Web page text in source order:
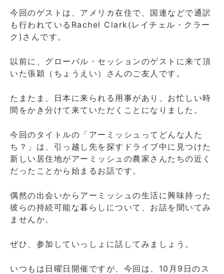
今回のゲストは、アメリカ在住で、国連などで通訳
も行われているRachel Clark(レイチェル・クラー
ク)さんです。
以前に、グローバル・セッションのゲストに来て頂
いた張穎（ちょうえい）さんのご友人です。
たまたま、日本に来られる用事があり、お忙しい時
間をかき分けて来ていただくことになりました。
今回のタイトルの「アーミッシュってどんな人た
ち？」は、引っ越し先を探すドライブ中に見つけた
新しい居住地がアーミッシュの農家さんたちの近く
だったことから始まるお話です。
偶然の出会いからアーミッシュの生活に興味持った
彼らの持続可能な暮らしについて、お話を聞いてみ
ませんか。
ぜひ、参加していっしょに話してみましょう。
いつもは日曜日開催ですが、今回は、10月9日のス